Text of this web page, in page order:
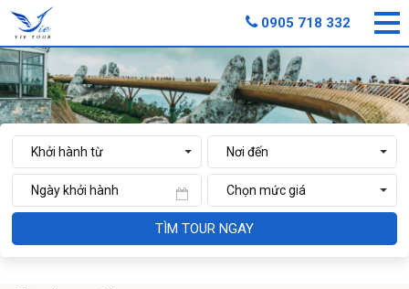
TÌM TOUR NGAY
0905 718 332